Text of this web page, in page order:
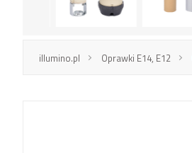
illumino.pl Oprawki E14, E12